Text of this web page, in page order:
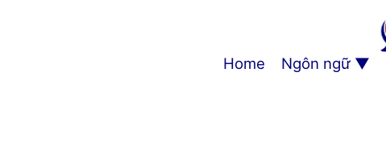
Home Ngôn ngữ